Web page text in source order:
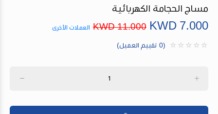
مساج الحجامة الكهربائية
7.000
11.000
KWD العملات الأخرى
(0 تقييم العميل)